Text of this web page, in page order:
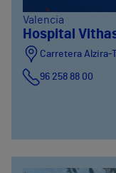
Valencia
Hospital
Carretera Alzira-
96 258 88 00